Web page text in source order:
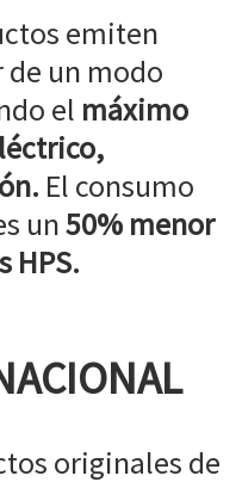
emiten
de un modo
el máximo
El consumo
un50% menor
HPS.
originales de